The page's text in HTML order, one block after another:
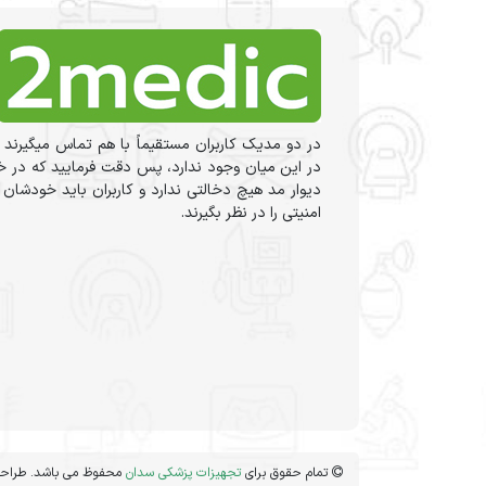
در دو مدیک کاربران مستقیماً با هم تماس
در این میان وجود ندارد، پس دقت فرمایید که در
دیوار مد هیچ دخالتی ندارد و کاربران باید
امنیتی را در نظر بگیرند.
تمام حقوق برایتجهیزات پزشکی سدان محفوظ می باشد.